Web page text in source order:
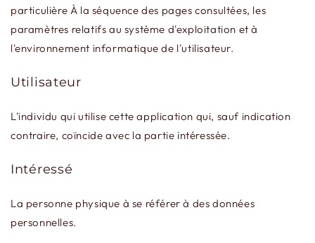
particulière À la séquence des pages consultées, les
paramètres relatifs au système d'exploitation et à
l'environnement informatique de l'utilisateur.
Utilisateur
L'individu qui utilise cette application qui, sauf indication
contraire, coïncide avec la partie intéressée.
Intéressé
La personne physique à se référer à des données
personnelles.